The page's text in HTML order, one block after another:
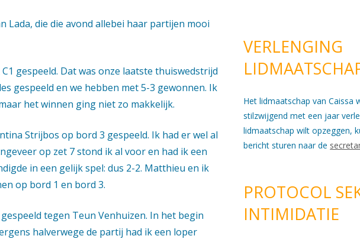
Lada, die die avond allebei haar partijen mooi
gespeeld. Dat was onze laatste thuiswedstrijd
gespeeld en we hebben met 5-3 gewonnen. Ik
het winnen ging niet zo makkelijk.
Strijbos op bord 3 gespeeld. Ik had er wel al
op zet 7 stond ik al voor en had ik een
in een gelijk spel: dus 2-2. Matthieu en ik
op bord 1 en bord 3.
tegen Teun Venhuizen. In het begin
halverwege de partij had ik een loper
VERLENGING
Het lidmaatschap van Caissa
stilzwijgend met een jaar
lidmaatschap wilt opzeggen,
bericht sturen naar de
PROTOCOL
INTIMIDATIE